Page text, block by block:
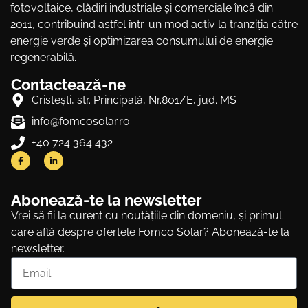
fotovoltaice, clădiri industriale și comerciale încă din
2011, contribuind astfel într-un mod activ la tranziția către
energie verde și optimizarea consumului de energie
regenerabilă.
Contactează-ne
Cristeşti, str. Principală, Nr.801/E, jud. MS
info@fomcosolar.ro
+40 724 364 432
Abonează-te la newsletter
Vrei să fii la curent cu noutățiile din domeniu, și primul
care află despre ofertele Fomco Solar? Abonează-te la
newsletter.